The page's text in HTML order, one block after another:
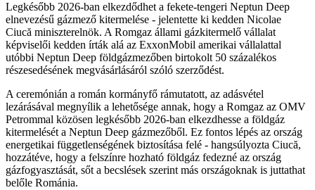
Legkésőbb 2026-ban elkezdődhet a fekete-tengeri Neptun Deep
elnevezésű gázmező kitermelése - jelentette ki kedden Nicolae
Ciucă miniszterelnök. A Romgaz állami gázkitermelő vállalat
képviselői kedden írták alá az ExxonMobil amerikai vállalattal
utóbbi Neptun Deep földgázmezőben birtokolt 50 százalékos
részesedésének megvásárlásáról szóló szerződést.
A ceremónián a román kormányfő rámutatott, az adásvétel
lezárásával megnyílik a lehetősége annak, hogy a Romgaz az OMV
Petrommal közösen legkésőbb 2026-ban elkezdhesse a földgáz
kitermelését a Neptun Deep gázmezőből. Ez fontos lépés az ország
energetikai függetlenségének biztosítása felé - hangsúlyozta Ciucă,
hozzátéve, hogy a felszínre hozható földgáz fedezné az ország
gázfogyasztását, sőt a becslések szerint más országoknak is juttathat
belőle Románia.